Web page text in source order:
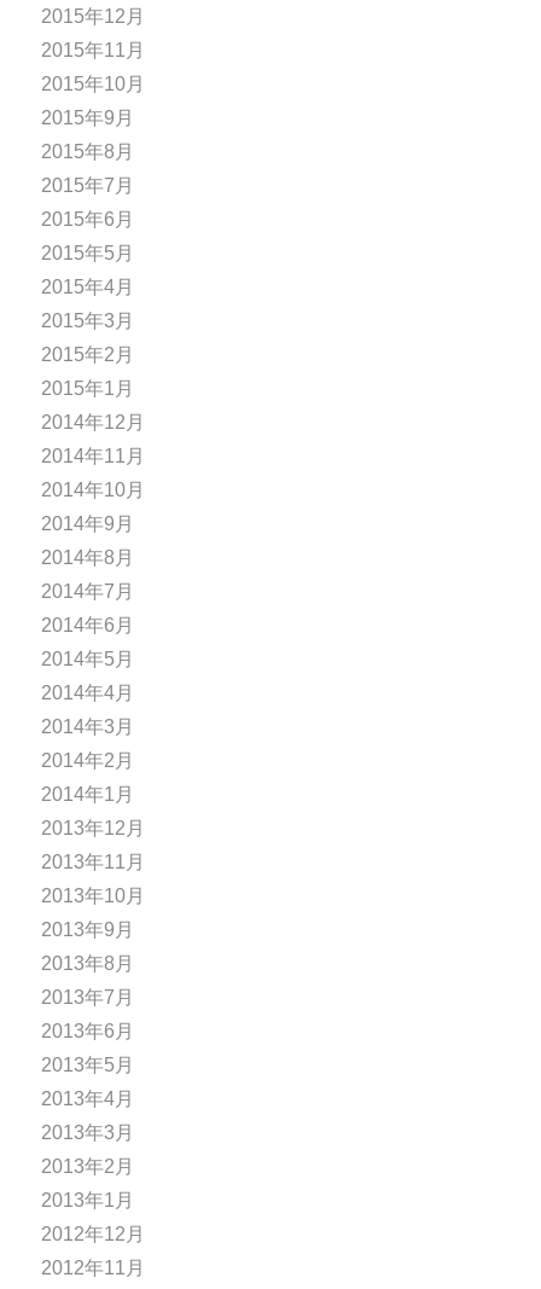
2015年12月
2015年11月
2015年10月
2015年9月
2015年8月
2015年7月
2015年6月
2015年5月
2015年4月
2015年3月
2015年2月
2015年1月
2014年12月
2014年11月
2014年10月
2014年9月
2014年8月
2014年7月
2014年6月
2014年5月
2014年4月
2014年3月
2014年2月
2014年1月
2013年12月
2013年11月
2013年10月
2013年9月
2013年8月
2013年7月
2013年6月
2013年5月
2013年4月
2013年3月
2013年2月
2013年1月
2012年12月
2012年11月